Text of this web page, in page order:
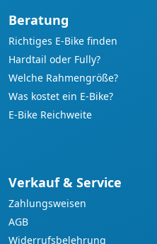
Beratung
Richtiges E-Bike finden
Hardtail oder Fully?
Welche Rahmengröße?
Was kostet ein E-Bike?
E-Bike Reichweite
Verkauf & Service
Zahlungsweisen
AGB
Widerrufsbelehrung